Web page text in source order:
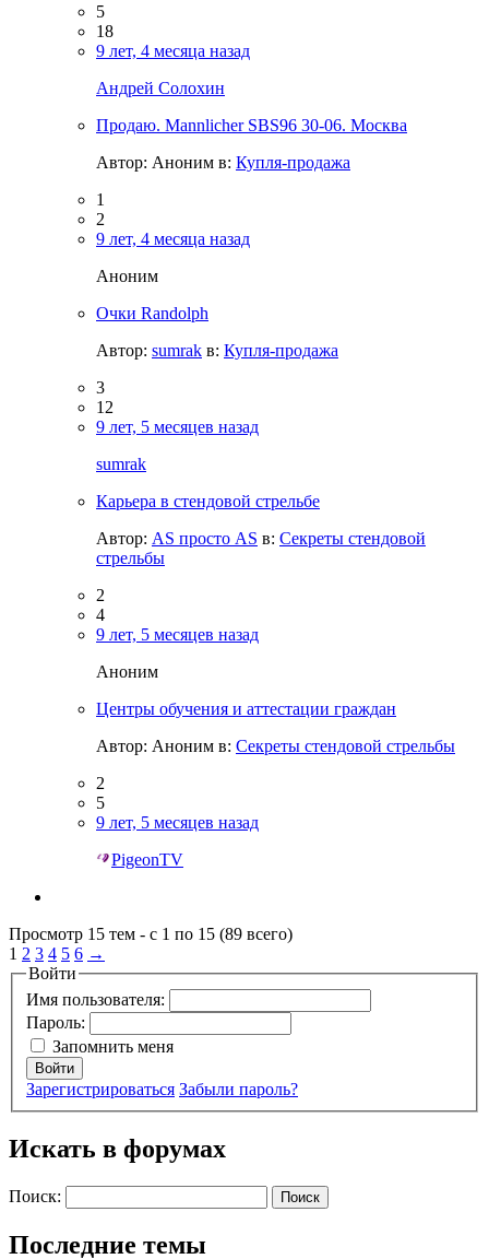
5
18
9 лет, 4 месяца назад
Андрей Солохин
Продаю. Mannliсher SBS96 30-06. Москва
Автор: Аноним в: Купля-продажа
1
2
9 лет, 4 месяца назад
Аноним
Очки Randolph
Автор: sumrak в: Купля-продажа
3
12
9 лет, 5 месяцев назад
sumrak
Карьера в стендовой стрельбе
Автор: AS просто AS в: Секреты стендовой
стрельбы
2
4
9 лет, 5 месяцев назад
Аноним
Центры обучения и аттестации граждан
Автор: Аноним в: Секреты стендовой стрельбы
2
5
9 лет, 5 месяцев назад
PigeonTV
Просмотр 15 тем - с 1 по 15 (89 всего)
1 2 3 4 5 6 →
Войти
Имя пользователя:
Пароль:
Запомнить меня
Войти
Зарегистрироваться Забыли пароль?
Искать в форумах
Поиск:
Последние темы